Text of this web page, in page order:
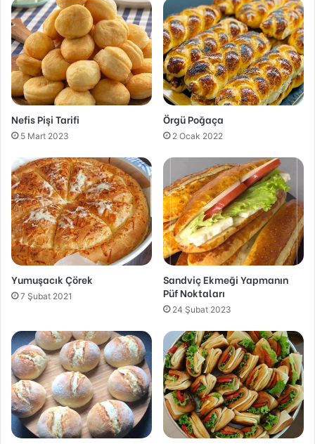
Nefis Pişi Tarifi
5 Mart 2023
Örgü Poğaça
2 Ocak 2022
Yumuşacık Çörek
7 Şubat 2021
Sandviç Ekmeği Yapmanın
Püf Noktaları
24 Şubat 2023